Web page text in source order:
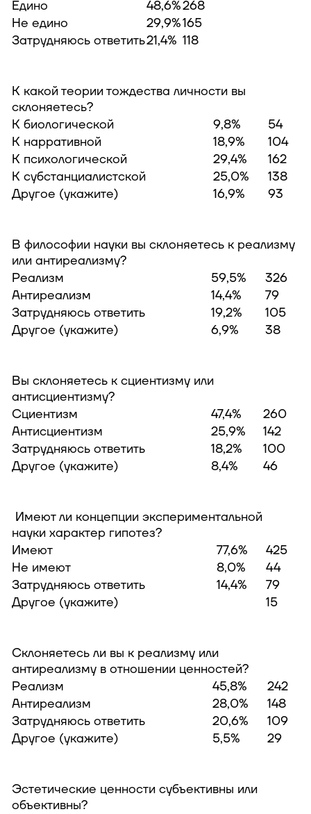
Едино 48,6%268
Не едино
29,9%165
Затрудняюсь ответить21,4% 118
К какой теории тождества личности вы
склоняетесь?
К биологической
9,8%
54
К нарративной
18,9%
104
К психологической
29,4%
162
К субстанциалистской
25,0%
138
Другое (укажите)
16,9% 93
В философии науки вы склоняетесь к реализму
или антиреализму?
Реализм
59,5%
326
Антиреализм
14,4%
79
Затрудняюсь ответить
19,2%
105
Другое (укажите)
6,9% 38
Вы склоняетесь к сциентизму или
антисциентизму?
Сциентизм
47,4%
260
Антисциентизм
25,9%
142
Затрудняюсь ответить
18,2%
100
Другое (укажите)
8,4% 46
Имеют ли концепции экспериментальной
науки характер гипотез?
Имеют
77,6%
425
Не имеют
8,0%
44
Затрудняюсь ответить
14,4%
79
Другое (укажите)
15
Склоняетесь ли вы к реализму или
антиреализму в отношении ценностей?
Реализм
45,8%
242
Антиреализм
28,0%
148
Затрудняюсь ответить
20,6%
109
Другое (укажите)
5,5% 29
Эстетические ценности субъективны или
объективны?